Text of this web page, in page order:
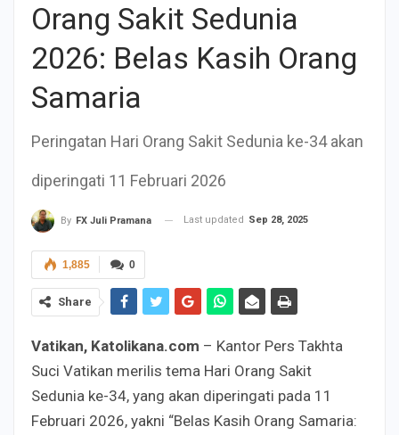
Orang Sakit Sedunia
2026: Belas Kasih Orang
Samaria
Peringatan Hari Orang Sakit Sedunia ke-34 akan
diperingati 11 Februari 2026
By FX Juli Pramana Last updated Sep 28, 2025
0
1,885
Share
Vatikan, Katolikana.com – Kantor Pers Takhta
Suci Vatikan merilis tema Hari Orang Sakit
Sedunia ke-34, yang akan diperingati pada 11
Februari 2026, yakni “Belas Kasih Orang Samaria: